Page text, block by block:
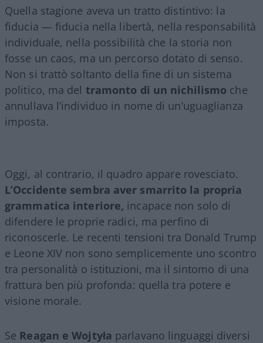
Quella stagione aveva un tratto distintivo: la
fiducia — fiducia nella libertà, nella responsabilità
individuale, nella possibilità che la storia non
fosse un caos, ma un percorso dotato di senso.
Non si trattò soltanto della fine di un sistema
politico, ma del tramonto di un nichilismo che
annullava l’individuo in nome di un’uguaglianza
imposta.
Oggi, al contrario, il quadro appare rovesciato.
L’Occidente sembra aver smarrito la propria
grammatica interiore, incapace non solo di
difendere le proprie radici, ma perfino di
riconoscerle. Le recenti tensioni tra Donald Trump
e Leone XIV non sono semplicemente uno scontro
tra personalità o istituzioni, ma il sintomo di una
frattura ben più profonda: quella tra potere e
visione morale.
Se Reagan e Wojtyła parlavano linguaggi diversi